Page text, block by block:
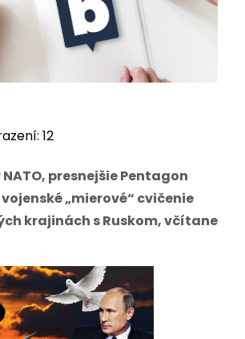
12
presnejšie Pentagon
„mierové“ cvičenie
krajinách s Ruskom, včítane